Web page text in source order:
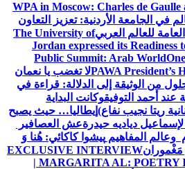
WPA in Moscow: Charles de
في الجامعة الأردنية: تعزيز التعاون
للعالم العربيThe University of
Jordan expressed its
Public Summit: Arab World
PAWA President’sلا تغضب يا نعمان
من الوثيقة إلى الدلالة: قراءة في
عند أحمد التوفيقوكانت البداية
ريتا نجيب نفاع) إيطاليا… حيث يصبح
لإسماعيل دياديه حيدرةعش العصافير
المفاهيم پیشوا کاکائي: هُنا وَ
مَغْمورانEXCLUSIVE INTERVIEW
| MARGARITA AL: POETRY